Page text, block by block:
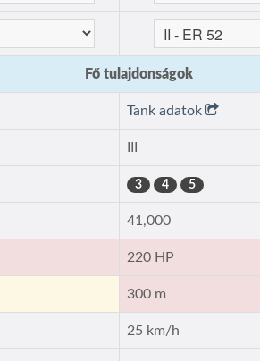
Fő tulajdonságok
Tank adatok
3 4 5
41,000
220 HP
300 m
25 km/h